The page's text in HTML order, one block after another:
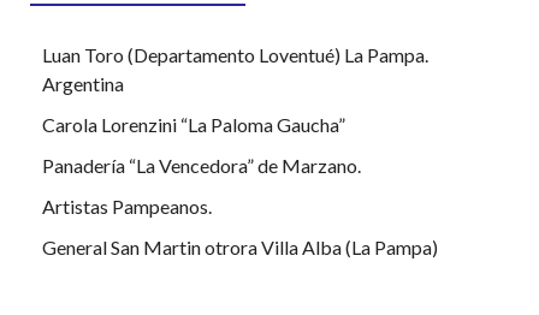
Luan Toro (Departamento Loventué) La Pampa.
Argentina
Carola Lorenzini “La Paloma Gaucha”
Panadería “La Vencedora” de Marzano.
Artistas Pampeanos.
General San Martin otrora Villa Alba (La Pampa)